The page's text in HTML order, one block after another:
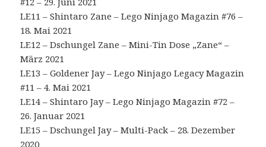
LE11 – Shintaro Zane – Lego Ninjago Magazin #76 –
18. Mai 2021
LE12 – Dschungel Zane – Mini-Tin Dose „Zane“ –
März 2021
LE13 – Goldener Jay – Lego Ninjago Legacy Magazin
#11 – 4. Mai 2021
LE14 – Shintaro Jay – Lego Ninjago Magazin #72 –
26. Januar 2021
LE15 – Dschungel Jay – Multi-Pack – 28. Dezember
2020